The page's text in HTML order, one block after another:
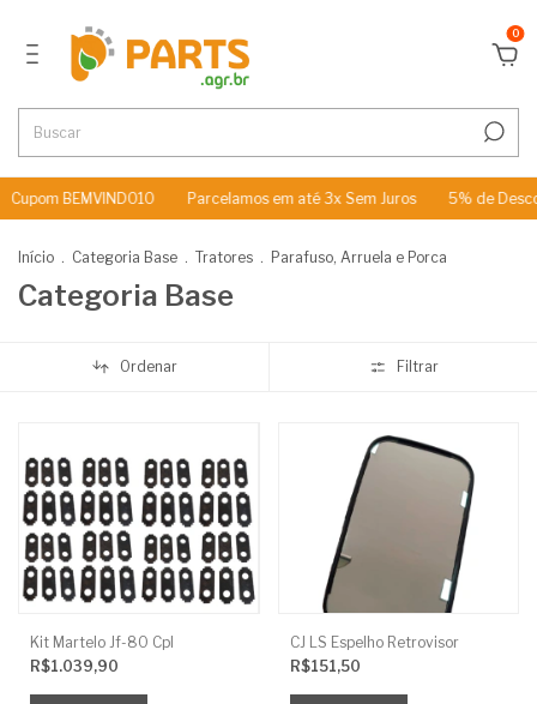
0
Parcelamos em até 3x Sem Juros 5% de Desconto no
Início . Categoria Base . Tratores . Parafuso, Arruela e Porca
Categoria Base
Ordenar Filtrar
Kit Martelo Jf-80 Cpl
R$1.039,90
CJ LS Espelho Retrovisor
R$151,50